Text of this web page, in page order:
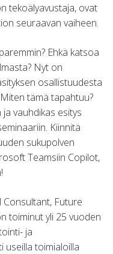
tekoälyavustaja, ovat
seuraavan vaiheen.
Ehkä katsoa
Nyt on
osallistuudesta
tämä tapahtuu?
vauhdikas esitys
Kiinnitä
sukupolven
Teamsiin Copilot,
Consultant, Future
toiminut yli 25 vuoden
ja
useilla toimialoilla